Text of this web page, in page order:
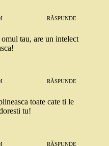
RĂSPUNDE
tau, are un intelect
RĂSPUNDE
toate cate ti le
tu!
RĂSPUNDE